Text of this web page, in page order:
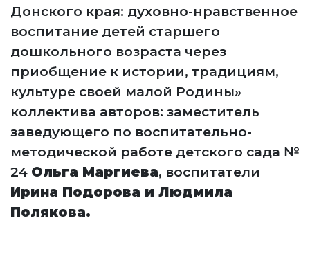
Донского края: духовно-нравственное
воспитание детей старшего
дошкольного возраста через
приобщение к истории, традициям,
культуре своей малой Родины»
коллектива авторов: заместитель
заведующего по воспитательно-
методической работе детского сада №
24 Ольга Маргиева, воспитатели
Ирина Подорова и Людмила
Полякова.